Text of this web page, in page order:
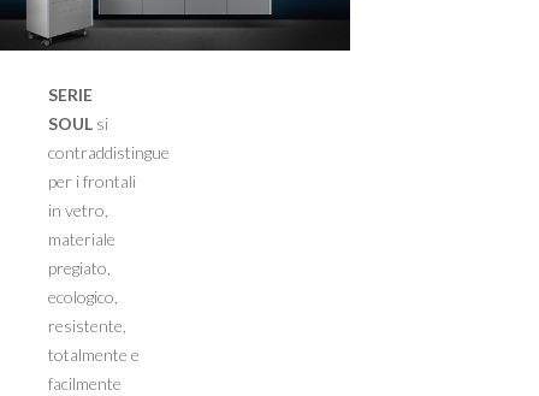
SERIE
SOUL si
contraddistingue
per i frontali
in vetro,
materiale
pregiato,
ecologico,
resistente,
totalmente e
facilmente